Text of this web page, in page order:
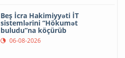
Beş İcra Hakimiyyəti İT
sistemlərini “Hökumət
buludu”na köçürüb
06-08-2026